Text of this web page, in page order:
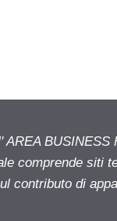
BUSINESS
comprende siti
contributo di